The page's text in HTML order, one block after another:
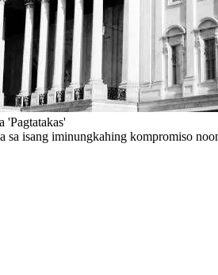
'Pagtatakas'
sa isang iminungkahing kompromiso